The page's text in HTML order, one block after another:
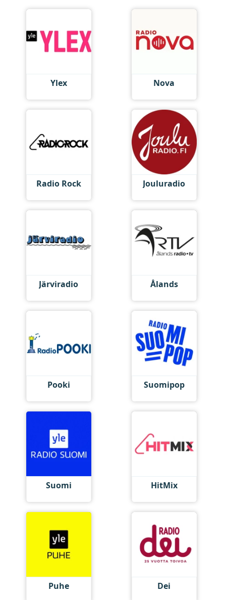
Ylex Nova
Radio Rock Jouluradio
Järviradio Ålands
Pooki Suomipop
Suomi HitMix
Puhe Dei